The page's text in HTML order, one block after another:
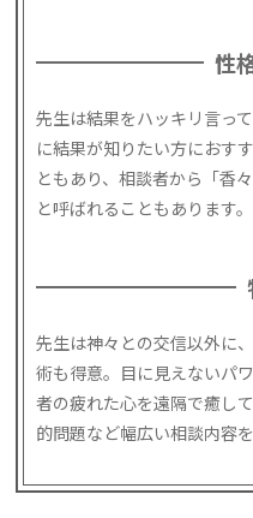
性
先生は結果をハッキリ言っ
に結果が知りたい方におす
ともあり、相談者から「香
と呼ばれることもあります。
先生は神々との交信以外に
術も得意。目に見えないパ
者の疲れた心を遠隔で癒し
的問題など幅広い相談内容